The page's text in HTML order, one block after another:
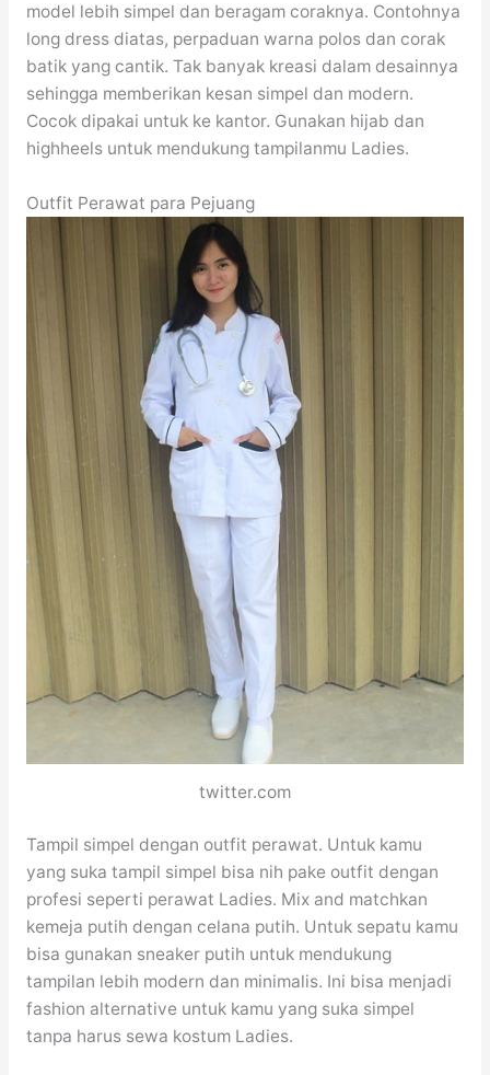
model lebih simpel dan beragam coraknya. Contohnya
long dress diatas, perpaduan warna polos dan corak
batik yang cantik. Tak banyak kreasi dalam desainnya
sehingga memberikan kesan simpel dan modern.
Cocok dipakai untuk ke kantor. Gunakan hijab dan
highheels untuk mendukung tampilanmu Ladies.
Outfit Perawat para Pejuang
twitter.com
Tampil simpel dengan outfit perawat. Untuk kamu
yang suka tampil simpel bisa nih pake outfit dengan
profesi seperti perawat Ladies. Mix and matchkan
kemeja putih dengan celana putih. Untuk sepatu kamu
bisa gunakan sneaker putih untuk mendukung
tampilan lebih modern dan minimalis. Ini bisa menjadi
fashion alternative untuk kamu yang suka simpel
tanpa harus sewa kostum Ladies.